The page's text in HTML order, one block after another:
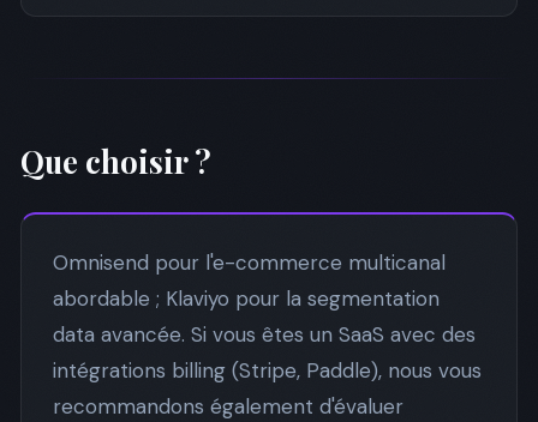
Que choisir ?
Omnisend pour l'e-commerce multicanal
abordable ; Klaviyo pour la segmentation
data avancée. Si vous êtes un SaaS avec des
intégrations billing (Stripe, Paddle), nous vous
recommandons également d'évaluer